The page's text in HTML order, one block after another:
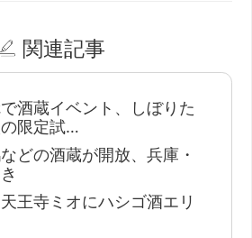
関連記事
酒蔵イベント、しぼりた
限定試…
どの酒蔵が開放、兵庫・
王寺ミオにハシゴ酒エリ